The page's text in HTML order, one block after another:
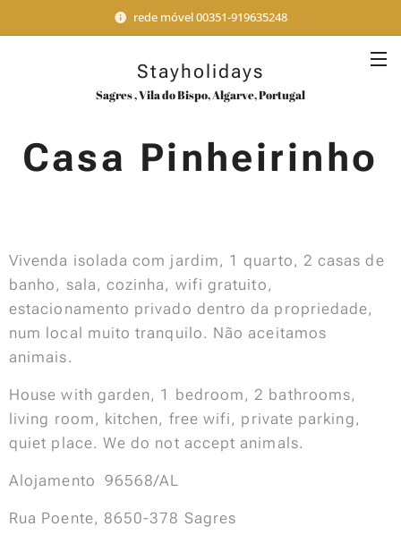
rede móvel 00351-919635248
Stayholidays
Sagres , Vila do Bispo, Algarve, Portugal
Casa Pinheirinho
Vivenda isolada com jardim, 1 quarto, 2 casas de
banho, sala, cozinha, wifi gratuito,
estacionamento privado dentro da propriedade,
num local muito tranquilo. Não aceitamos
animais.
House with garden, 1 bedroom, 2 bathrooms,
living room, kitchen, free wifi, private parking,
quiet place. We do not accept animals.
Alojamento 96568/AL
Rua Poente, 8650-378 Sagres